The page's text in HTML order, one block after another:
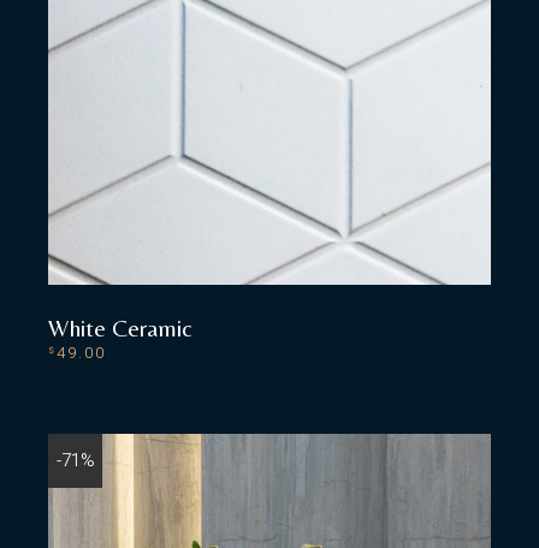
$ 49.00
White Ceramic
-71%